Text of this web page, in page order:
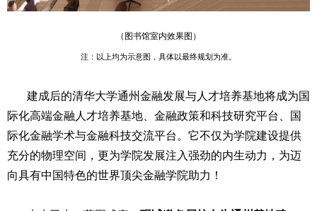
（图书馆室内效果图）
注：以上均为示意图，具体以最终规划为准。
建成后的清华大学通州金融发展与人才培养基地将成为国
际化高端金融人才培养基地、金融政策和科技研究平台、国
际化金融学术与金融科技交流平台。它不仅为学院建设提供
充分的物理空间，更为学院发展注入强劲的内生动力，为迈
向具有中国特色的世界顶尖金融学院助力！